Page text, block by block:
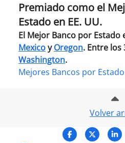
Premiado como el
Estado en EE. UU.
El Mejor Banco por Estado
Mexicoy Oregon. Entre los
Washington.
Mejores Bancos por
Volver
Facebook
X